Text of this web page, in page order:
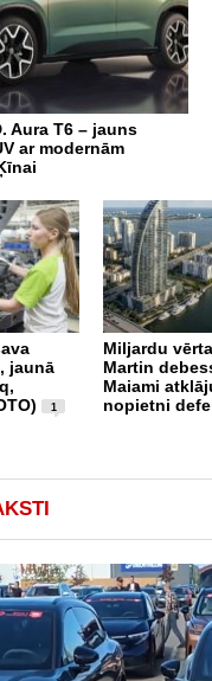
Aura T6 – jauns
ar modernām
jaunā
1
Miljardu
Martin
Maiami
nopietni